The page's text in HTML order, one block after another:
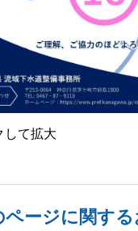
して拡大
ページに関す